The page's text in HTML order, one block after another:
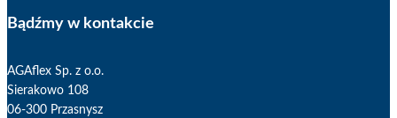
Bądźmy w kontakcie
AGAflex Sp. z o.o.
Sierakowo 108
06-300 Przasnysz